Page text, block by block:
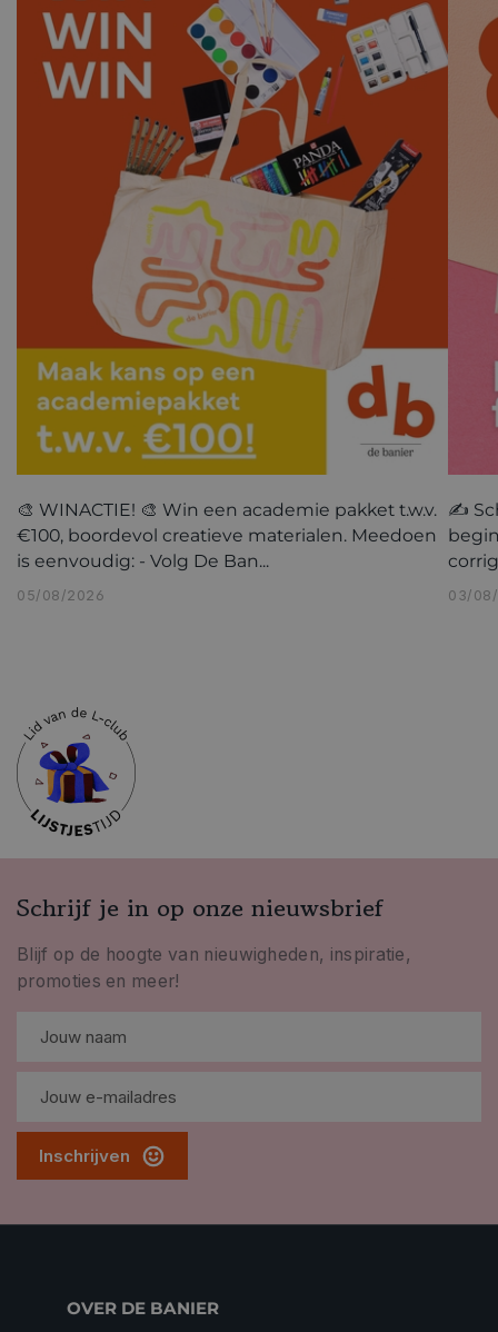
🎨 WINACTIE! 🎨 Win een academie pakket t.w.v.
€100, boordevol creatieve materialen. Meedoen
is eenvoudig: - Volg De Ban...
05/08/2026
✍️
03/
Schrijf je in op onze nieuwsbrief
Blijf op de hoogte van nieuwigheden, inspiratie,
promoties en meer!
Inschrijven
OVER DE BANIER